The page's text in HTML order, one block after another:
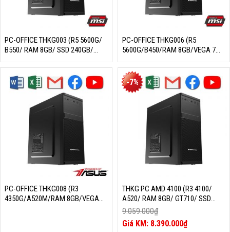
PC-OFFICE THKG003 (R5 5600G/
B550/ RAM 8GB/ SSD 240GB/
550W/ DOS)
PC-OFFICE THKG006 (R5
5600G/B450/RAM 8GB/VEGA 7
ONBOARD/SSD
240GB/550W/DOS)
PC-OFFICE THKG008 (R3
4350G/A520M/RAM 8GB/VEGA
-7%
THKG PC AMD 4100 (R3 4100/
A520/ RAM 8GB/ GT710/ SSD
256GB/ 400W/ DOS)
9.059.000₫
Giá
8.390.000₫